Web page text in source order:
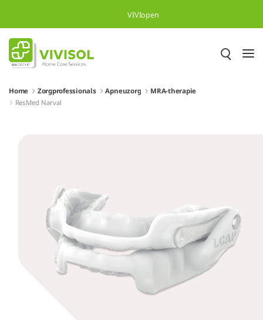
Overslaan en naar hoofdinhoud gaan
VIVIopen
Home Zorgprofessionals Apneuzorg
MRA-therapie
ResMed Narval